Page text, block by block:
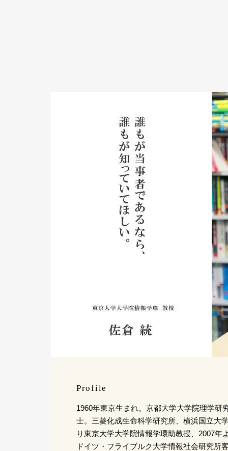
Profile
1960年東京生まれ。京都大学大学院理学研
士。三菱化成生命科学研究所、横浜国立大
り東京大学大学院情報学環助教授、2007年
ドイツ・フライブルク大学情報社会研究所